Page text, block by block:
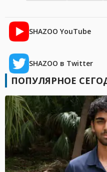
SHAZOO YouTube
SHAZOO в Twitter
ПОПУЛЯРНОЕ